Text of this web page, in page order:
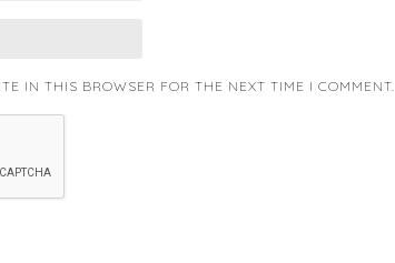
IN THIS BROWSER FOR THE NEXT TIME I COMMENT.